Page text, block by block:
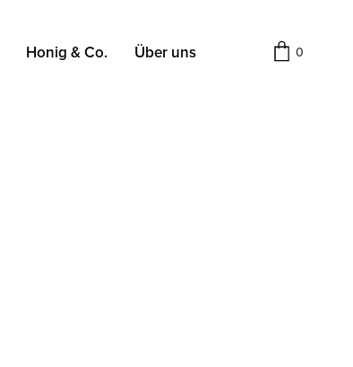
Honig & Co. Über uns 0